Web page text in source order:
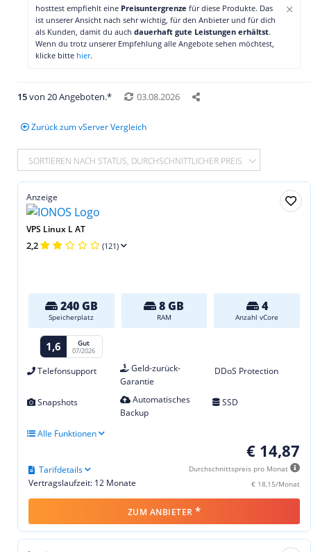
×
hosttest empfiehlt eine Preisuntergrenze für diese Produkte. Das
ist unserer Ansicht nach sehr wichtig, für den Anbieter und für dich
als Kunden, damit du auch dauerhaft gute Leistungen erhältst.
Wenn du trotz unserer Empfehlung alle Angebote sehen möchtest,
klicke bitte hier.
15von 20 Angeboten.* 03.08.2026
Zurück zum vServer Vergleich
SORTIEREN NACH STATUS, DURCHSCHNITTLICHER PREIS
Anzeige
VPS Linux L AT
2,2 (121)
240 GB
Speicherplatz
8 GB
RAM
4
Anzahl vCore
1,6 Gut
07/2026
Telefonsupport
Geld-zurück-
Garantie
DDoS Protection
Snapshots
Automatisches
Backup
SSD
Alle Funktionen
€ 14,87
Durchschnittspreis pro Monat
€ 18,15/Monat
Vertragslaufzeit: 12 Monate
Tarifdetails
ZUM ANBIETER *